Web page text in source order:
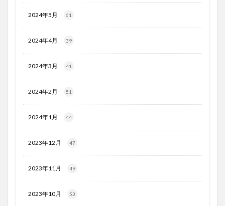
2024年5月 61
2024年4月 39
2024年3月 41
2024年2月 51
2024年1月 44
2023年12月 47
2023年11月 49
2023年10月 53